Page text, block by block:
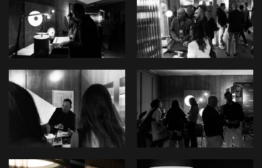
View View
View View